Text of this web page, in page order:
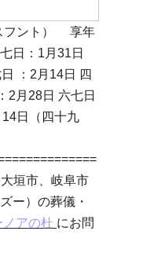
フント） 享年
日：1月31日
：2月14日 四
2月28日 六七日
14日（四十九
垣市、岐阜市
ー）の葬儀・
アの杜 にお問